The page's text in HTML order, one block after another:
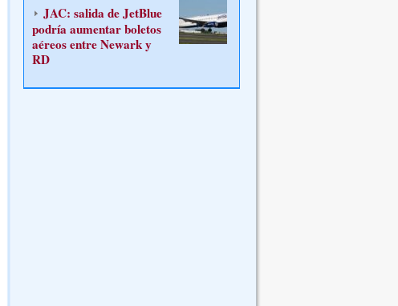
JAC: salida de JetBlue
podría aumentar boletos
aéreos entre Newark y
RD